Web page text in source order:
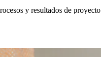
y resultados de proyecto